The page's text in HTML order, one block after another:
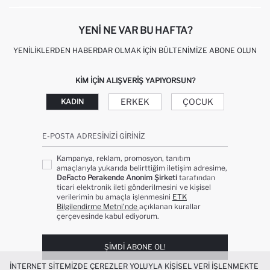
YENI NE VAR BU HAFTA?
YENILIKLERDEN HABERDAR OLMAK İÇIN BÜLTENIMIZE ABONE OLUN
KIM IÇIN ALIŞVERIŞ YAPIYORSUN?
KADIN ERKEK ÇOCUK
E-POSTA ADRESINIZI GIRINIZ
Kampanya, reklam, promosyon, tanıtım
amaçlarıyla yukarıda belirttiğim iletişim adresime,
DeFacto Perakende Anonim Şirketi tarafından
ticari elektronik ileti gönderilmesini ve kişisel
verilerimin bu amaçla işlenmesini ETK
Bilgilendirme Metni’nde açıklanan kurallar
çerçevesinde kabul ediyorum.
ŞIMDI ABONE OL!
İNTERNET SITEMIZDE ÇEREZLER YOLUYLA KIŞISEL VERI IŞLENMEKTE